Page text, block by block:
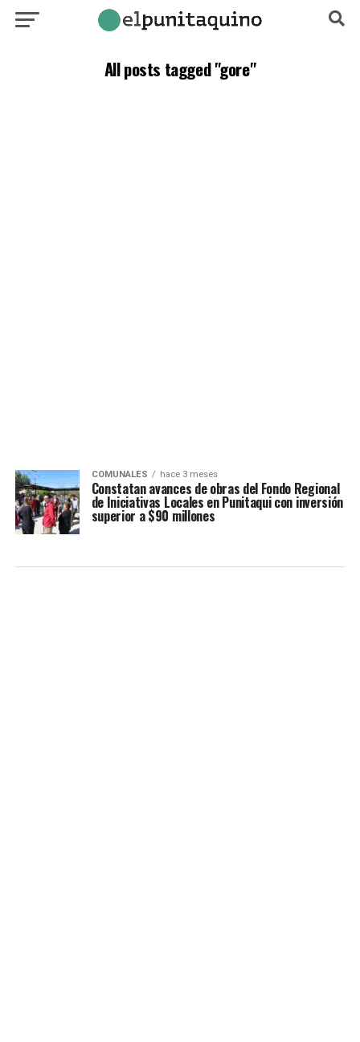
All posts tagged "gore"
COMUNALES hace 3 meses
Constatan avances de obras del Fondo Regional
de Iniciativas Locales en Punitaqui con inversión
superior a $90 millones